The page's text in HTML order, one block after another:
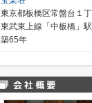
東京都板橋区常盤台１丁
東武東上線「中板橋」
築65年